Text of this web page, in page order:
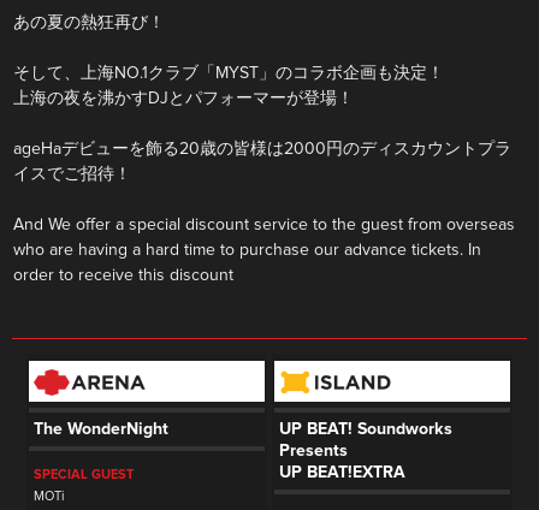
あの夏の熱狂再び！
そして、上海NO.1クラブ「MYST」のコラボ企画も決定！
上海の夜を沸かすDJとパフォーマーが登場！
ageHaデビューを飾る20歳の皆様は2000円のディスカウントプラ
イスでご招待！
And We offer a special discount service to the guest from overseas
who are having a hard time to purchase our advance tickets. In
order to receive this discount
The WonderNight
SPECIAL GUEST
MOTi
UP BEAT! Soundworks
Presents
UP BEAT!EXTRA